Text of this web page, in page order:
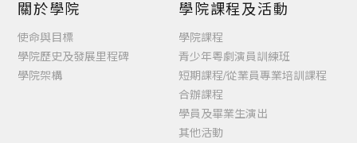
關於學院
使命與目標
學院歷史及發展里程碑
學院架構
學院課程及活動
學院課程
青少年粵劇演員訓練班
短期課程/從業員專業培訓課程
合辦課程
學員及畢業生演出
其他活動